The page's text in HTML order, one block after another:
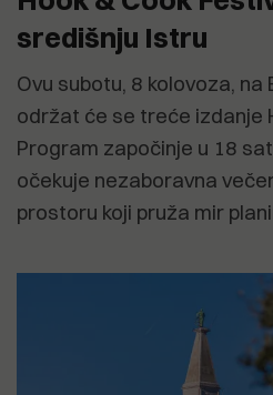
središnju Istru
Ovu subotu, 8 kolovoza, na
održat će se treće izdanje
Program započinje u 18
očekuje nezaboravna
prostoru koji pruža mir